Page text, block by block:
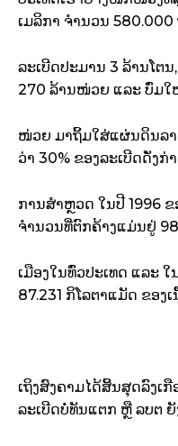
ເມ​ລິກາ ຈຳນວນ
ລະເບີດ​ປະມານ 3 ລ້ານ​ໂຕ
270 ລ້ານໜ່ວຍ ແລະ ບົ່ມ​ໃ
ໜ່ວຍ ມາ​ຖິ້ມ​ໃສ່​ແຜ່ນດິນ​ລາ
ວ່າ 30% ຂອງ​ລະເບີດ​ດັ່ງ
ການ​ສຳ​ຫຼວດ ໃນ​ປີ 1996
ຈຳນວນ​ທີ່​ຕົກ​ຄ້າງແມ່ນ​ຢູ່
ເມືອງ​ໃນ​ທົ່ວ​ປະເທດ ແລະ
87.231 ກິ​ໂລ​ຕາ​ແມັດ ຂອງ​
ເຖິງ​ສົງຄາມ​ໄດ້​ສິ້ນ​ສຸດ​ລົງ​ເ
ລະເບີດ​ບໍ່​ທັນ​ແຕກ ຫຼື ລບຕ